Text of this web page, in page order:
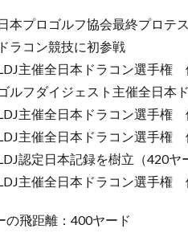
プロゴルフ協会最終プロテ
コン競技に初参戦
主催全日本ドラコン選手権
フダイジェスト主催全日本
主催全日本ドラコン選手権
主催全日本ドラコン選手権
認定日本記録を樹立（420ヤ
主催全日本ドラコン選手権
の飛距離：400ヤード